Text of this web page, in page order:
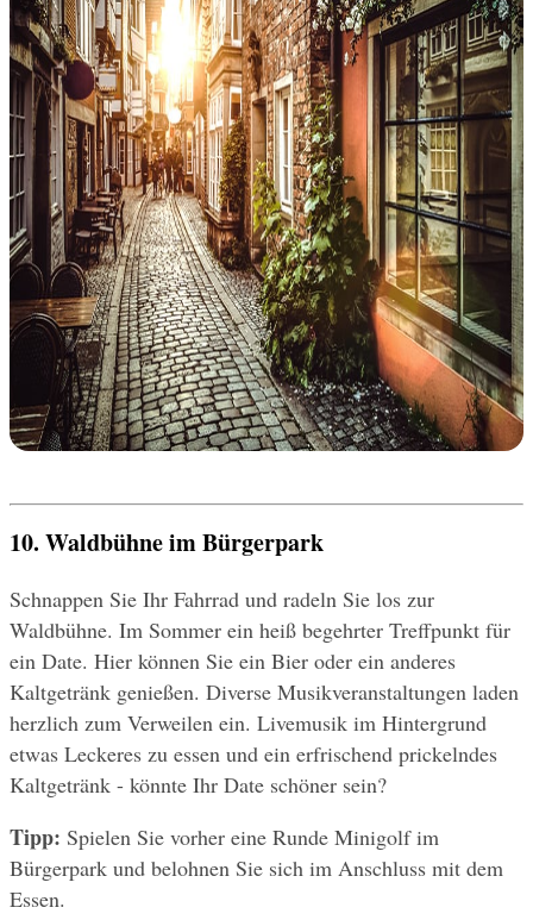
10. Waldbühne im Bürgerpark
Schnappen Sie Ihr Fahrrad und radeln Sie los zur
Waldbühne. Im Sommer ein heiß begehrter Treffpunkt für
ein Date. Hier können Sie ein Bier oder ein anderes
Kaltgetränk genießen. Diverse Musikveranstaltungen laden
herzlich zum Verweilen ein. Livemusik im Hintergrund
etwas Leckeres zu essen und ein erfrischend prickelndes
Kaltgetränk - könnte Ihr Date schöner sein?
Tipp: Spielen Sie vorher eine Runde Minigolf im
Bürgerpark und belohnen Sie sich im Anschluss mit dem
Essen.